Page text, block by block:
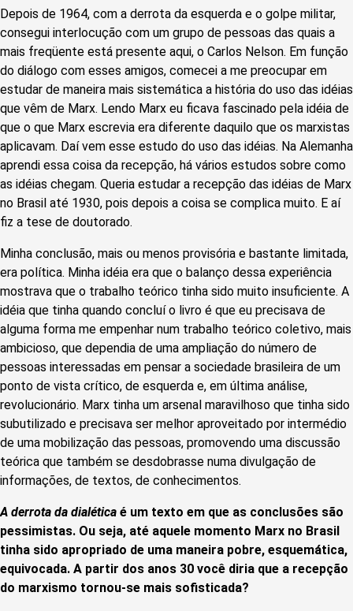
Depois de 1964, com a derrota da esquerda e o golpe militar,
consegui interlocução com um grupo de pessoas das quais a
mais freqüente está presente aqui, o Carlos Nelson. Em função
do diálogo com esses amigos, comecei a me preocupar em
estudar de maneira mais sistemática a história do uso das idéias
que vêm de Marx. Lendo Marx eu ficava fascinado pela idéia de
que o que Marx escrevia era diferente daquilo que os marxistas
aplicavam. Daí vem esse estudo do uso das idéias. Na Alemanha
aprendi essa coisa da recepção, há vários estudos sobre como
as idéias chegam. Queria estudar a recepção das idéias de Marx
no Brasil até 1930, pois depois a coisa se complica muito. E aí
fiz a tese de doutorado.
Minha conclusão, mais ou menos provisória e bastante limitada,
era política. Minha idéia era que o balanço dessa experiência
mostrava que o trabalho teórico tinha sido muito insuficiente. A
idéia que tinha quando concluí o livro é que eu precisava de
alguma forma me empenhar num trabalho teórico coletivo, mais
ambicioso, que dependia de uma ampliação do número de
pessoas interessadas em pensar a sociedade brasileira de um
ponto de vista crítico, de esquerda e, em última análise,
revolucionário. Marx tinha um arsenal maravilhoso que tinha sido
subutilizado e precisava ser melhor aproveitado por intermédio
de uma mobilização das pessoas, promovendo uma discussão
teórica que também se desdobrasse numa divulgação de
informações, de textos, de conhecimentos.
A derrota da dialética é um texto em que as conclusões são
pessimistas. Ou seja, até aquele momento Marx no Brasil
tinha sido apropriado de uma maneira pobre, esquemática,
equivocada. A partir dos anos 30 você diria que a recepção
do marxismo tornou-se mais sofisticada?